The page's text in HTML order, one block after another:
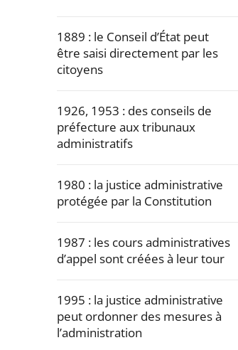
navigation
de
l'article
arriver
après
1889 : le Conseil d’État peut
être saisi directement par les
citoyens
1926, 1953 : des conseils de
préfecture aux tribunaux
administratifs
1980 : la justice administrative
protégée par la Constitution
1987 : les cours administratives
d’appel sont créées à leur tour
1995 : la justice administrative
peut ordonner des mesures à
l’administration